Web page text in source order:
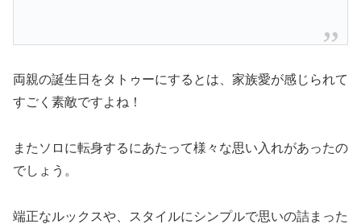
両親の誕生日をタトゥーにするとは、家族愛が感じられて
すごく素敵ですよね！
またソロに転身するにあたって様々な思い入れがあったの
でしょう。
端正なルックスや、スタイルにシンプルで思いの詰まった